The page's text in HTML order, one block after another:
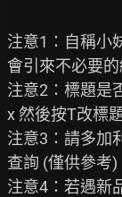
注意1：自稱小
會引來不必要
注意2：標題是
x 然後按T改標
注意3：請多加
查詢 (僅供參考)
注意4：若遇新